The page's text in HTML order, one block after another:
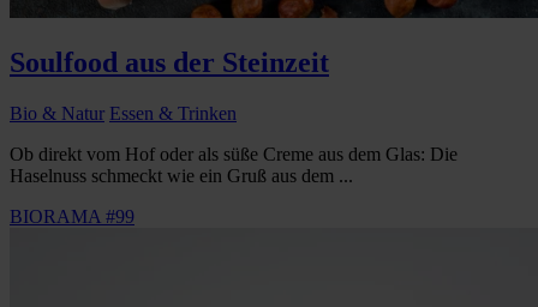
Soulfood aus der Steinzeit
Bio & Natur Essen & Trinken
Ob direkt vom Hof oder als süße Creme aus dem Glas: Die
Haselnuss schmeckt wie ein Gruß aus dem ...
BIORAMA #99